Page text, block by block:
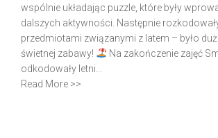
wspólnie układając puzzle, które były
dalszych aktywności. Następnie
przedmiotami związanymi z latem – było
świetnej zabawy!
Na zakończenie zajęć
odkodowały letni...
Read More >>